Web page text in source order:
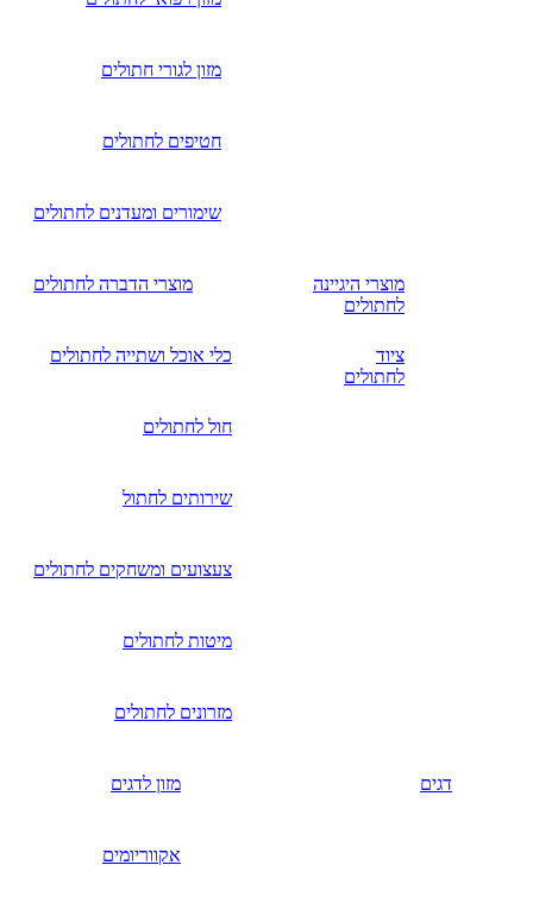
מזון לגורי חתולים
חטיפים לחתולים
שימורים ומעדנים לחתולים
מוצרי היגיינה
לחתולים
מוצרי הדברה לחתולים
ציוד
לחתולים
כלי אוכל ושתייה לחתולים
חול לחתולים
שירותים לחתול
צעצועים ומשחקים לחתולים
מיטות לחתולים
מזרונים לחתולים
דגים מזון לדגים
אקווריומים